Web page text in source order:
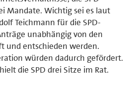
Mandate. Wichtig sei es laut
Teichmann für die SPD-
unabhängig von den
und entschieden werden.
würden dadurch gefördert.
die SPD drei Sitze im Rat.